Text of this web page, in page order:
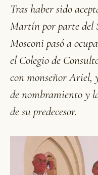
Tras haber sido
Martín por parte del
Mosconi pasó a
el Colegio de
con monseñor Ariel,
de nombramiento y
de su predecesor.